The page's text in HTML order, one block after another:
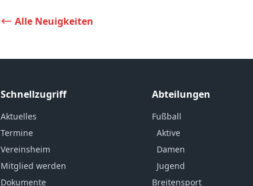
Alle Neuigkeiten
Schnellzugriff
Aktuelles
Termine
Vereinsheim
Mitglied werden
Dokumente
Abteilungen
Fußball
Aktive
Damen
Jugend
Breitensport